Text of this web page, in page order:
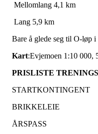
Mellomlang 4,1 km
Lang 5,9 km
Bare å glede seg til O-løp
Kart:Evjemoen 1:10 000,
PRISLISTE
BRIKKELEIE
ÅRSPASS o/